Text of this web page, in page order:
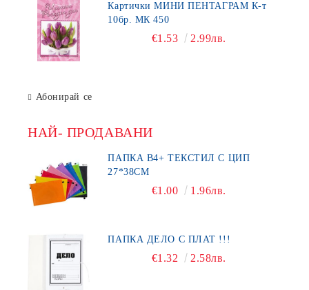
Картички МИНИ ПЕНТАГРАМ К-т
10бр. МК 450
€1.53 2.99лв.
Абонирай се
НАЙ- ПРОДАВАНИ
ПАПКА В4+ ТЕКСТИЛ С ЦИП
27*38СМ
€1.00 1.96лв.
ПАПКА ДЕЛО С ПЛАТ !!!
€1.32 2.58лв.